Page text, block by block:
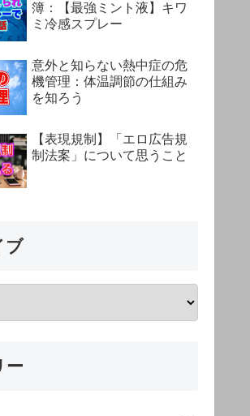
簿：【最強ミント液】キワ
ミ冷感スプレー
意外と知らない熱中症の危
機管理：体温調節の仕組み
を知ろう
【表現規制】「エロ広告規
制法案」について思うこと
ブ
ー